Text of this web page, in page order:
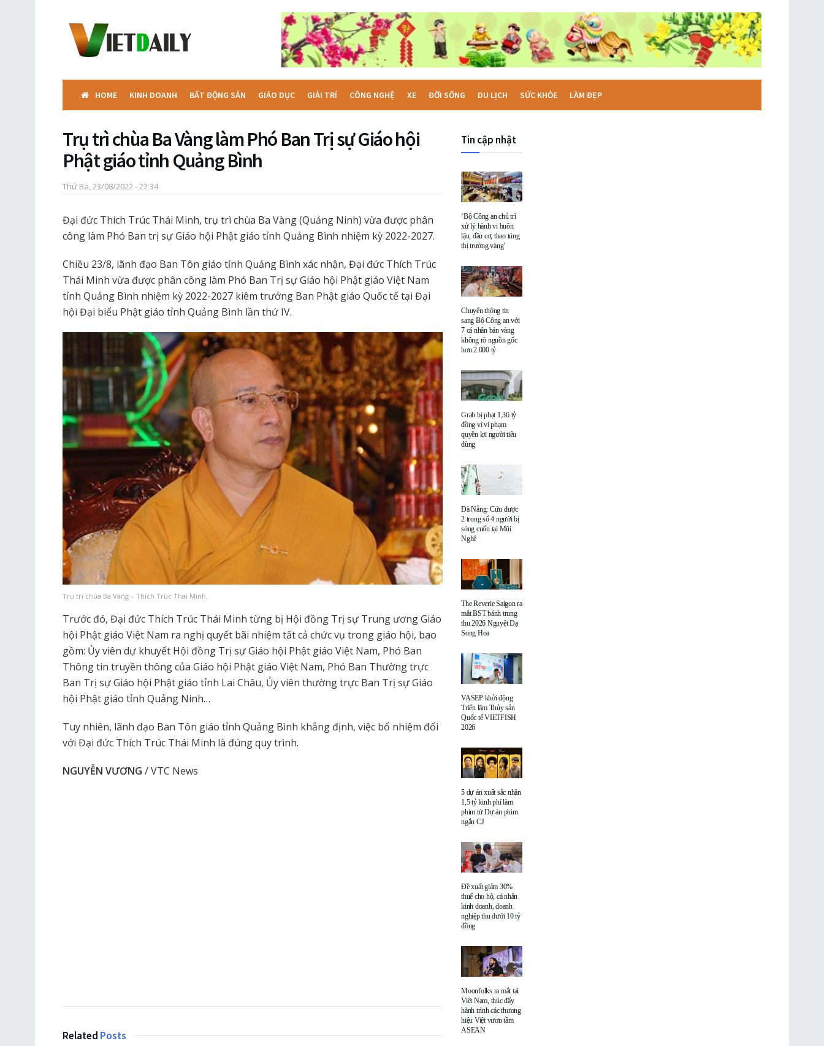
HOME KINH DOANH BẤT ĐỘNG SẢN GIÁO DỤC GIẢI TRÍ CÔNG NGHỆ XE ĐỜI SỐNG DU LỊCH SỨC KHỎE LÀM ĐẸP
Trụ trì chùa Ba Vàng làm Phó Ban Trị sự Giáo hội
Phật giáo tỉnh Quảng Bình
Thứ Ba, 23/08/2022 - 22:34
Đại đức Thích Trúc Thái Minh, trụ trì chùa Ba Vàng (Quảng Ninh) vừa được phân
công làm Phó Ban trị sự Giáo hội Phật giáo tỉnh Quảng Bình nhiệm kỳ 2022-2027.
Chiều 23/8, lãnh đạo Ban Tôn giáo tỉnh Quảng Bình xác nhận, Đại đức Thích Trúc
Thái Minh vừa được phân công làm Phó Ban Trị sự Giáo hội Phật giáo Việt Nam
tỉnh Quảng Bình nhiệm kỳ 2022-2027 kiêm trưởng Ban Phật giáo Quốc tế tại Đại
hội Đại biểu Phật giáo tỉnh Quảng Bình lần thứ IV.
Trụ trì chùa Ba Vàng – Thích Trúc Thái Minh.
Trước đó, Đại đức Thích Trúc Thái Minh từng bị Hội đồng Trị sự Trung ương Giáo
hội Phật giáo Việt Nam ra nghị quyết bãi nhiệm tất cả chức vụ trong giáo hội, bao
gồm: Ủy viên dự khuyết Hội đồng Trị sự Giáo hội Phật giáo Việt Nam, Phó Ban
Thông tin truyền thông của Giáo hội Phật giáo Việt Nam, Phó Ban Thường trực
Ban Trị sự Giáo hội Phật giáo tỉnh Lai Châu, Ủy viên thường trực Ban Trị sự Giáo
hội Phật giáo tỉnh Quảng Ninh…
Tuy nhiên, lãnh đạo Ban Tôn giáo tỉnh Quảng Bình khẳng định, việc bổ nhiệm đối
với Đại đức Thích Trúc Thái Minh là đúng quy trình.
NGUYỄN VƯƠNG / VTC News
Related Posts
Tin cập nhật
‘Bộ Công an chủ trì
xử lý hành vi buôn
lậu, đầu cơ, thao túng
thị trường vàng’
Chuyển thông tin
sang Bộ Công an với
7 cá nhân bán vàng
không rõ nguồn gốc
hơn 2.000 tỷ
Grab bị phạt 1,36 tỷ
đồng vì vi phạm
quyền lợi người tiêu
dùng
Đà Nẵng: Cứu được
2 trong số 4 người bị
sóng cuốn tại Mũi
Nghê
The Reverie Saigon ra
mắt BST bánh trung
thu 2026 Nguyệt Dạ
Song Hoa
VASEP khởi động
Triển lãm Thủy sản
Quốc tế VIETFISH
2026
5 dự án xuất sắc nhận
1,5 tỷ kinh phí làm
phim từ Dự án phim
ngắn CJ
Đề xuất giảm 30%
thuế cho hộ, cá nhân
kinh doanh, doanh
nghiệp thu dưới 10 tỷ
đồng
Moonfolks ra mắt tại
Việt Nam, thúc đẩy
hành trình các thương
hiệu Việt vươn tầm
ASEAN